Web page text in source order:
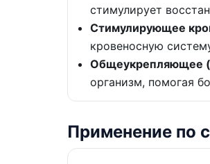
стимулирует
Стимулирующее
кровеносную
Общеукрепляющее
организм, помогая
Применение по